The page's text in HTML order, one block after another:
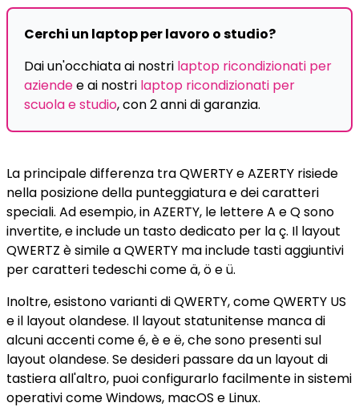
Cerchi un laptop per lavoro o studio?
Dai un'occhiata ai nostri laptop ricondizionati per
aziendee ai nostri laptop ricondizionati per
scuola e studio, con 2 anni di garanzia.
La principale differenza tra QWERTY e AZERTY risiede
nella posizione della punteggiatura e dei caratteri
speciali. Ad esempio, in AZERTY, le lettere A e Q sono
invertite, e include un tasto dedicato per la ç. Il layout
QWERTZ è simile a QWERTY ma include tasti aggiuntivi
per caratteri tedeschi come ä, ö e ü.
Inoltre, esistono varianti di QWERTY, come QWERTY US
e il layout olandese. Il layout statunitense manca di
alcuni accenti come é, è e ë, che sono presenti sul
layout olandese. Se desideri passare da un layout di
tastiera all'altro, puoi configurarlo facilmente in sistemi
operativi come Windows, macOS e Linux.